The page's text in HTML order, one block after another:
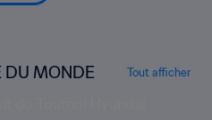
DU MONDE Tout afficher